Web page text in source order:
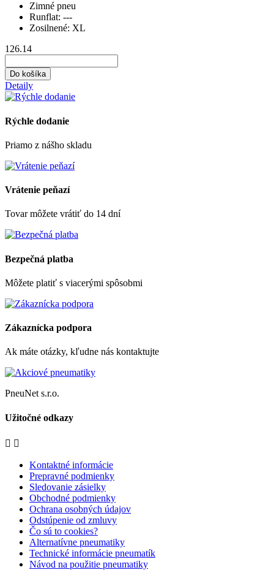
Zimné pneu
Runflat: ---
Zosilnené: XL
126.14
Do košíka
Detaily
Rýchle dodanie
Priamo z nášho skladu
Vrátenie peňazí
Tovar môžete vrátiť do 14 dní
Bezpečná platba
Môžete platiť s viacerými spôsobmi
Zákaznícka podpora
Ak máte otázky, kľudne nás kontaktujte
PneuNet s.r.o.
Užitočné odkazy
 
Kontaktné informácie
Prepravné podmienky
Sledovanie zásielky
Obchodné podmienky
Ochrana osobných údajov
Odstúpenie od zmluvy
Čo sú to cookies?
Alternatívne pneumatiky
Technické informácie pneumatík
Návod na použitie pneumatiky